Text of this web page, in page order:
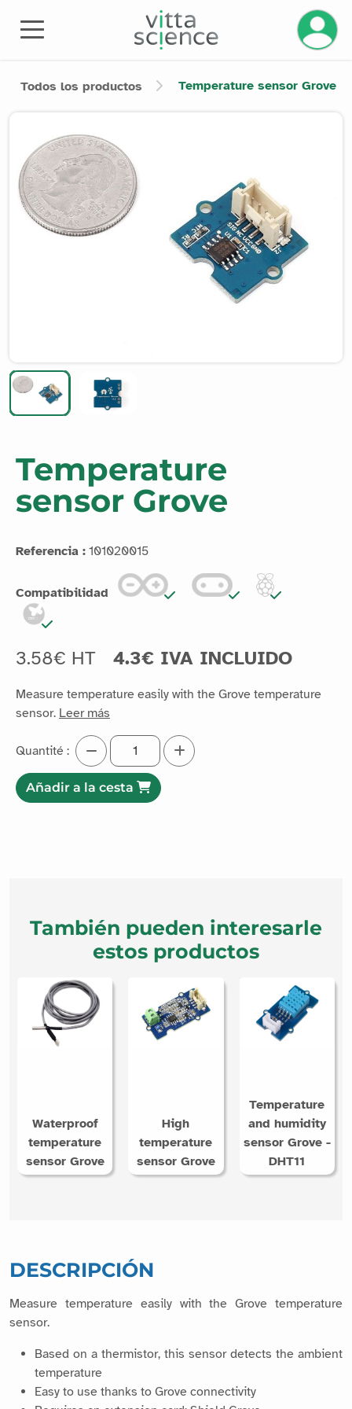
Todos los productos Temperature sensor Grove
Temperature
sensor Grove
Referencia : 101020015
Compatibilidad
3.58€ HT 4.3€ IVA INCLUIDO
Measure temperature easily with the Grove temperature
sensor. Leer más
Quantité :
Añadir a la cesta
También pueden interesarle
estos productos
Waterproof
temperature
sensor Grove
High
temperature
sensor Grove
Temperature
and humidity
sensor Grove -
DHT11
DESCRIPCIÓN
Measure temperature easily with the Grove temperature
sensor.
Based on a thermistor, this sensor detects the ambient
temperature
Easy to use thanks to Grove connectivity